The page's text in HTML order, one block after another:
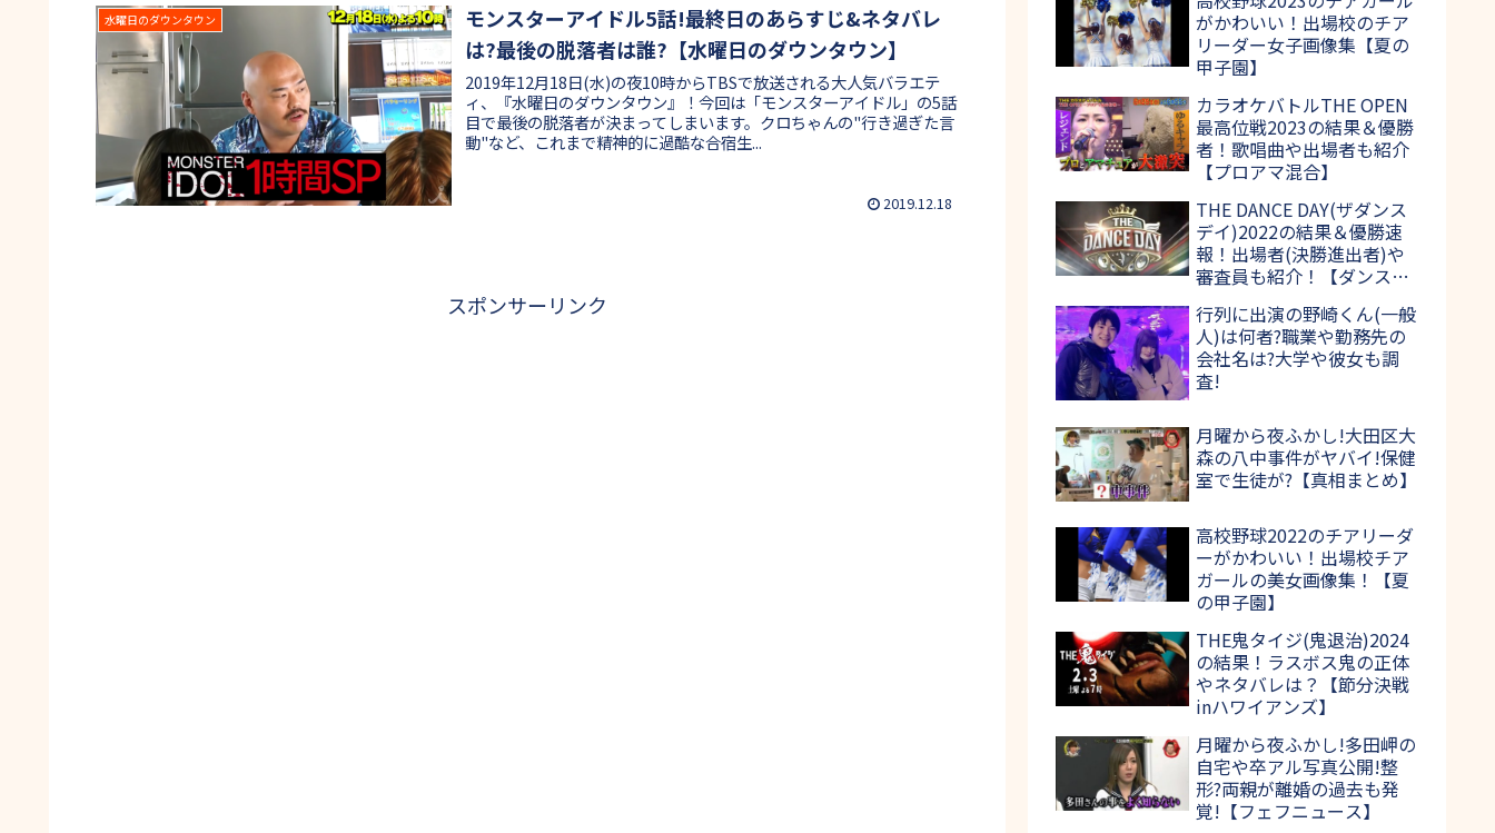
水曜日のダウンタウン
モンスターアイドル5話!最終日のあらすじ&ネタバレ
は?最後の脱落者は誰?【水曜日のダウンタウン】
2019年12月18日(水)の夜10時からTBSで放送される大人気バラエテ
ィ、『水曜日のダウンタウン』！今回は「モンスターアイドル」の5話
目で最後の脱落者が決まってしまいます。クロちゃんの"行き過ぎた言
動"など、これまで精神的に過酷な合宿生...
2019.12.18
スポンサーリンク
がかわいい！出場校のチア
リーダー女子画像集【夏の
甲子園】
カラオケバトルTHE OPEN
最高位戦2023の結果＆優勝
者！歌唱曲や出場者も紹介
【プロアマ混合】
THE DANCE DAY(ザダンス
デイ)2022の結果＆優勝速
報！出場者(決勝進出者)や
審査員も紹介！【ダンス日
行列に出演の野崎くん(一般
人)は何者?職業や勤務先の
会社名は?大学や彼女も調
査!
月曜から夜ふかし!大田区大
森の八中事件がヤバイ!保健
室で生徒が?【真相まとめ】
高校野球2022のチアリーダ
ーがかわいい！出場校チア
ガールの美女画像集！【夏
の甲子園】
THE鬼タイジ(鬼退治)2024
の結果！ラスボス鬼の正体
やネタバレは？【節分決戦
inハワイアンズ】
月曜から夜ふかし!多田岬の
自宅や卒アル写真公開!整
形?両親が離婚の過去も発
覚!【フェフニュース】